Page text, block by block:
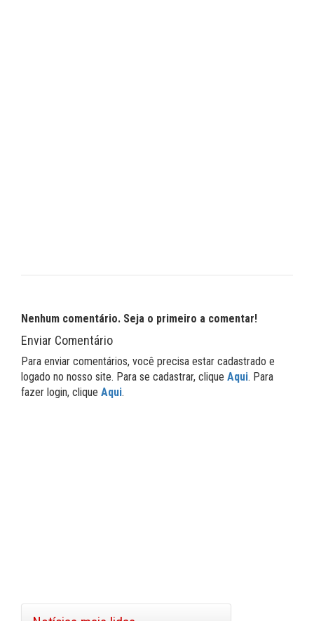
Nenhum comentário. Seja o primeiro a comentar!
Enviar Comentário
Para enviar comentários, você precisa estar cadastrado e
logado no nosso site. Para se cadastrar, clique Aqui. Para
fazer login, clique Aqui.